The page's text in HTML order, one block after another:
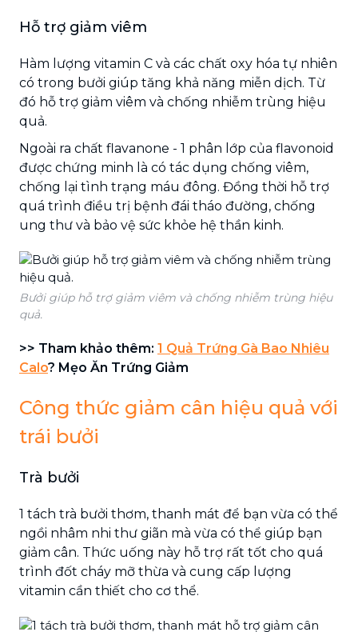
Hỗ trợ giảm viêm
Hàm lượng vitamin C và các chất oxy hóa tự nhiên
có trong bưởi giúp tăng khả năng miễn dịch. Từ
đó hỗ trợ giảm viêm và chống nhiễm trùng hiệu
quả.
Ngoài ra chất flavanone - 1 phân lớp của flavonoid
được chứng minh là có tác dụng chống viêm,
chống lại tình trạng máu đông. Đồng thời hỗ trợ
quá trình điều trị bệnh đái tháo đường, chống
ung thư và bảo vệ sức khỏe hệ thần kinh.
Bưởi giúp hỗ trợ giảm viêm và chống nhiễm trùng hiệu
quả.
>> Tham khảo thêm: 1 Quả Trứng Gà Bao Nhiêu
Calo? Mẹo Ăn Trứng Giảm
Công thức giảm cân hiệu quả với
trái bưởi
Trà bưởi
1 tách trà bưởi thơm, thanh mát để bạn vừa có thể
ngồi nhâm nhi thư giãn mà vừa có thể giúp bạn
giảm cân. Thức uống này hỗ trợ rất tốt cho quá
trình đốt cháy mỡ thừa và cung cấp lượng
vitamin cần thiết cho cơ thể.